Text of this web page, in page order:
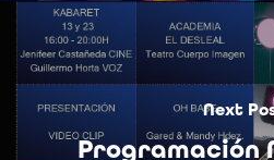
Next
Programación